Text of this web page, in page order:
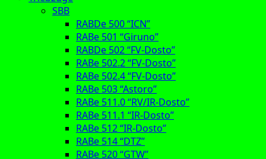
SBB
RABDe 500 “ICN”
RABe 501 “Giruno”
RABDe 502 “FV-Dosto”
RABe 502.2 “FV-Dosto”
RABe 502.4 “FV-Dosto”
RABe 503 “Astoro”
RABe 511.0 “RV/IR-Dosto”
RABe 511.1 “IR-Dosto”
RABe 512 “IR-Dosto”
RABe 514 “DTZ”
RABe 520 “GTW”